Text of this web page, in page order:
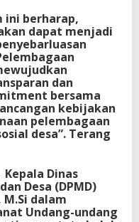
ini berharap,
dapat menjadi
dan
bersama
kebijakan
pelembagaan
desa”. Terang
Dinas
Desa (DPMD)
dalam
Undang-undang